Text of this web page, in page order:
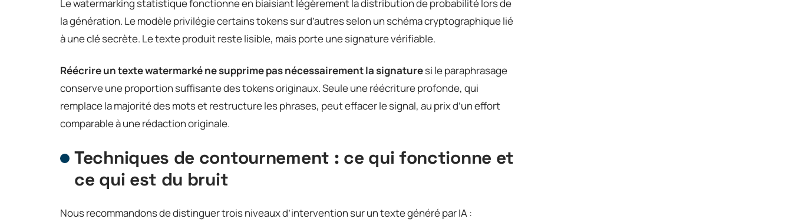
Le watermarking statistique fonctionne en biaisiant légèrement la distribution de probabilité lors de
la génération. Le modèle privilégie certains tokens sur d’autres selon un schéma cryptographique lié
à une clé secrète. Le texte produit reste lisible, mais porte une signature vérifiable.
Réécrire un texte watermarké ne supprime pas nécessairement la signaturesi le paraphrasage
conserve une proportion suffisante des tokens originaux. Seule une réécriture profonde, qui
remplace la majorité des mots et restructure les phrases, peut effacer le signal, au prix d’un effort
comparable à une rédaction originale.
Techniques de contournement : ce qui fonctionne et
ce qui est du bruit
Nous recommandons de distinguer trois niveaux d’intervention sur un texte généré par IA :